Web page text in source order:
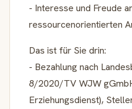
- Interesse und Freude
ressourcenorientierten
Das ist für Sie drin:
- Bezahlung nach
8/2020/TV WJW
Erziehungsdienst),